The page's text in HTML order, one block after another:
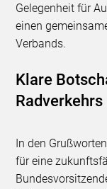
Gelegenheit für
einen
Verbands.
Klare
Radverkehrs
In den
für eine